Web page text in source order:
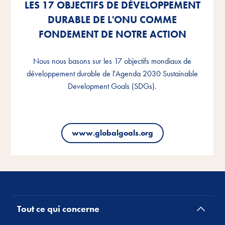
LES 17 OBJECTIFS DE DÉVELOPPEMENT
DURABLE DE L'ONU COMME
FONDEMENT DE NOTRE ACTION
Nous nous basons sur les 17 objectifs mondiaux de
développement durable de l'Agenda 2030 Sustainable
Development Goals (SDGs).
www.globalgoals.org
LES 17 OBJECTIFS DE DÉVELOPPEMENT
DURABLE DE L'ONU COMME
FONDEMENT DE NOTRE ACTION
Nous nous basons sur les 17 objectifs mondiaux de
développement durable de l'Agenda 2030 Sustainable
Development Goals (SDGs).
www.globalgoals.org
LES 17 OBJECTIFS DE DÉVELOPPEMENT
DURABLE DE L'ONU COMME
FONDEMENT DE NOTRE ACTION
Nous nous basons sur les 17 objectifs mondiaux de
développement durable de l'Agenda 2030 Sustainable
Development Goals (SDGs).
www.globalgoals.org
Tout ce qui concerne